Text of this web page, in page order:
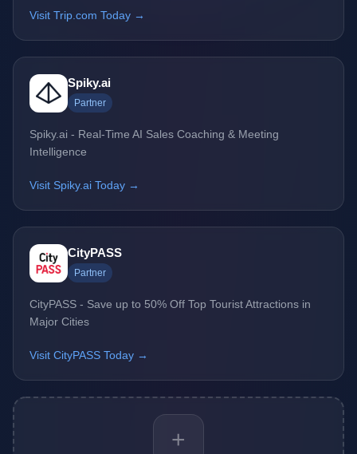
Visit Trip.com Today →
Spiky.ai
Partner
Spiky.ai - Real-Time AI Sales Coaching & Meeting
Intelligence
Visit Spiky.ai Today →
CityPASS
Partner
CityPASS - Save up to 50% Off Top Tourist Attractions in
Major Cities
Visit CityPASS Today →
+